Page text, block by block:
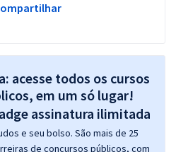
acesse todos os cursos
em um só lugar!
e seu bolso. São mais de 25
de concursos públicos, com